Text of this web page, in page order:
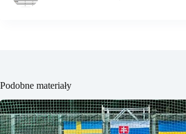
Podobne materiały